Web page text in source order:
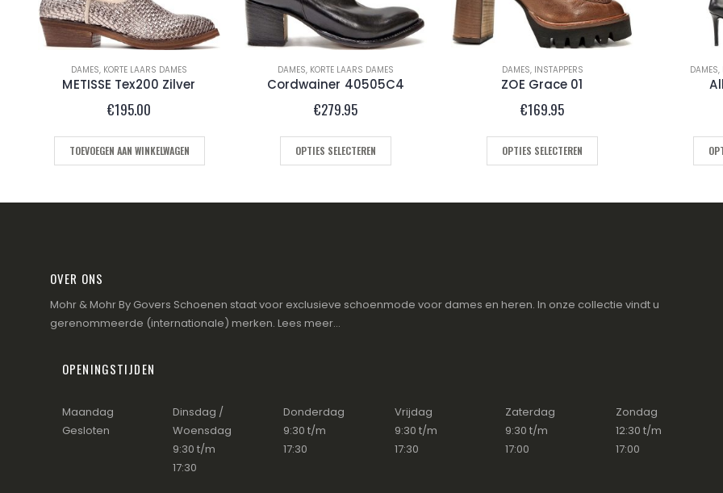
DAMES, KORTE LAARS DAMES
METISSE Tex200 Zilver
€195.00
TOEVOEGEN AAN WINKELWAGEN
DAMES, KORTE LAARS DAMES
Cordwainer 40505C4
€279.95
OPTIES SELECTEREN
DAMES, INSTAPPERS
ZOE Grace 01
€169.95
OPTIES SELECTEREN
DAMES,
OVER ONS
Mohr & Mohr By Govers Schoenen staat voor exclusieve schoenmode voor dames en heren. In onze collectie vindt u
gerenommeerde (internationale) merken. Lees meer...
OPENINGSTIJDEN
Maandag
Gesloten
Dinsdag /
Woensdag
9:30 t/m
17:30
Donderdag
9:30 t/m
17:30
Vrijdag
9:30 t/m
17:30
Zaterdag
9:30 t/m
17:00
Zondag
12:30 t/m
17:00